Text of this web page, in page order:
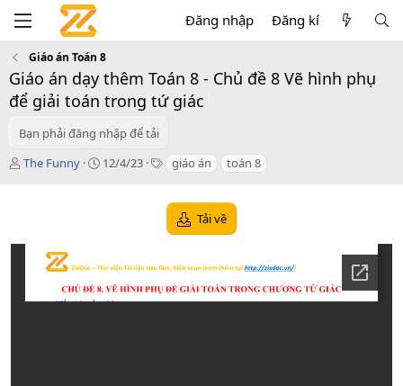
Đăng nhập Đăng kí
Giáo án Toán 8
Giáo án dạy thêm Toán 8 - Chủ đề 8 Vẽ hình phụ
để giải toán trong tứ giác
Bạn phải đăng nhập để tải
T
ả
The Funny
C
n
d
12/4/23
T
s
giáo án toán 8
Tải về